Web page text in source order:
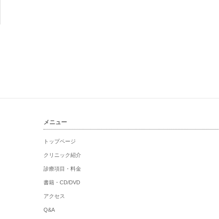
メニュー
トップページ
クリニック紹介
診療項目・料金
書籍・CD/DVD
アクセス
Q&A